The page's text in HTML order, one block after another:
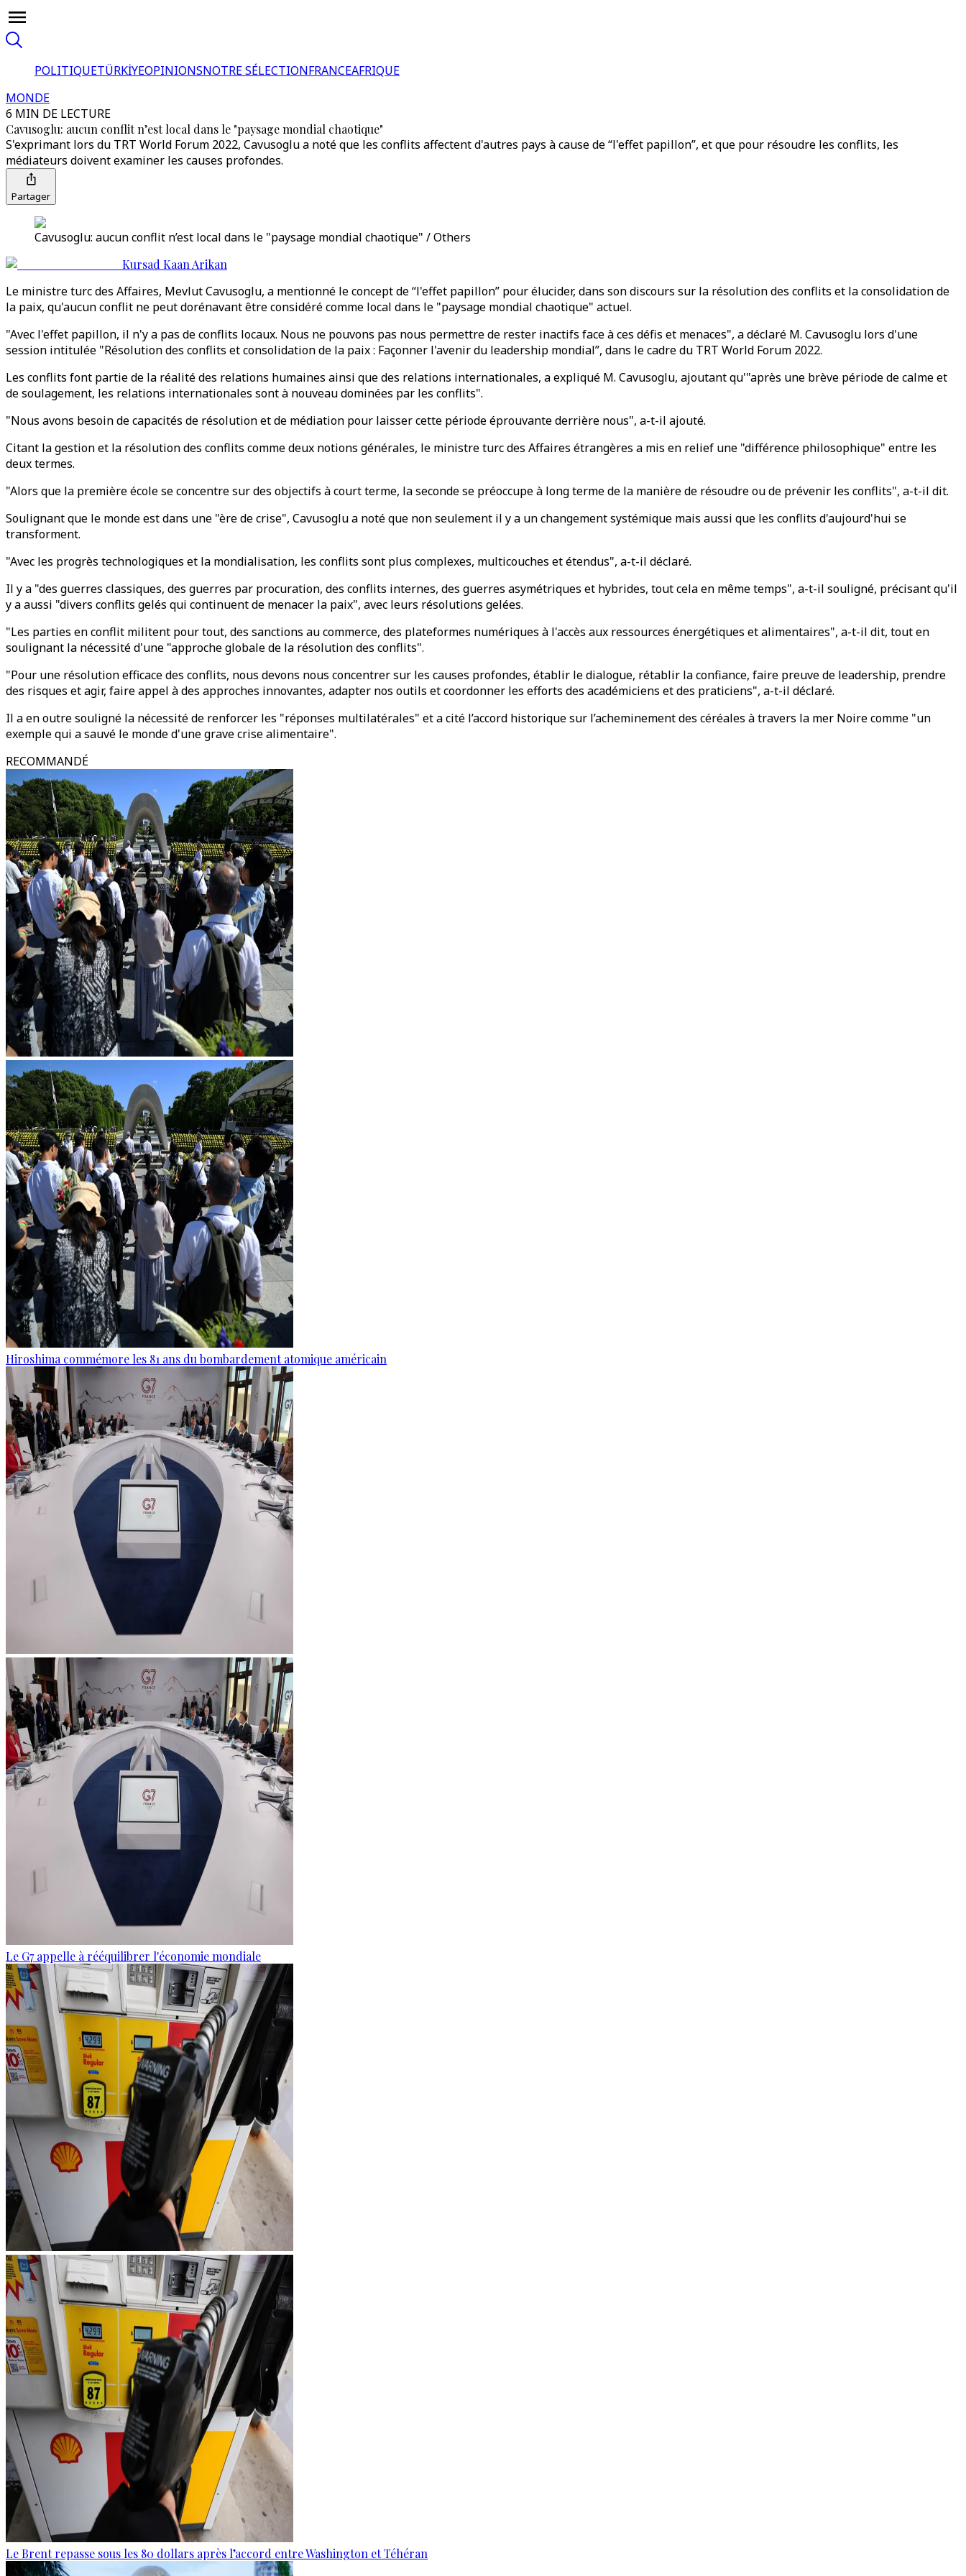
POLITIQUETÜRKİYEOPINIONSNOTRE SÉLECTIONFRANCEAFRIQUE
MONDE
6 MIN DE LECTURE
Cavusoglu: aucun conflit n’est local dans le "paysage mondial chaotique"
S'exprimant lors du TRT World Forum 2022, Cavusoglu a noté que les conflits affectent d'autres pays à cause de “l'effet papillon”, et que pour résoudre les conflits, les
médiateurs doivent examiner les causes profondes.
Partager
Cavusoglu: aucun conflit n’est local dans le "paysage mondial chaotique" / Others
Kursad Kaan Arikan
Le ministre turc des Affaires, Mevlut Cavusoglu, a mentionné le concept de “l'effet papillon” pour élucider, dans son discours sur la résolution des conflits et la consolidation de
la paix, qu'aucun conflit ne peut dorénavant être considéré comme local dans le "paysage mondial chaotique" actuel.
"Avec l'effet papillon, il n'y a pas de conflits locaux. Nous ne pouvons pas nous permettre de rester inactifs face à ces défis et menaces", a déclaré M. Cavusoglu lors d'une
session intitulée "Résolution des conflits et consolidation de la paix : Façonner l'avenir du leadership mondial”, dans le cadre du TRT World Forum 2022.
Les conflits font partie de la réalité des relations humaines ainsi que des relations internationales, a expliqué M. Cavusoglu, ajoutant qu'"après une brève période de calme et
de soulagement, les relations internationales sont à nouveau dominées par les conflits".
"Nous avons besoin de capacités de résolution et de médiation pour laisser cette période éprouvante derrière nous", a-t-il ajouté.
Citant la gestion et la résolution des conflits comme deux notions générales, le ministre turc des Affaires étrangères a mis en relief une "différence philosophique" entre les
deux termes.
"Alors que la première école se concentre sur des objectifs à court terme, la seconde se préoccupe à long terme de la manière de résoudre ou de prévenir les conflits", a-t-il dit.
Soulignant que le monde est dans une "ère de crise", Cavusoglu a noté que non seulement il y a un changement systémique mais aussi que les conflits d'aujourd'hui se
transforment.
"Avec les progrès technologiques et la mondialisation, les conflits sont plus complexes, multicouches et étendus", a-t-il déclaré.
Il y a "des guerres classiques, des guerres par procuration, des conflits internes, des guerres asymétriques et hybrides, tout cela en même temps", a-t-il souligné, précisant qu'il
y a aussi "divers conflits gelés qui continuent de menacer la paix", avec leurs résolutions gelées.
"Les parties en conflit militent pour tout, des sanctions au commerce, des plateformes numériques à l'accès aux ressources énergétiques et alimentaires", a-t-il dit, tout en
soulignant la nécessité d'une "approche globale de la résolution des conflits".
"Pour une résolution efficace des conflits, nous devons nous concentrer sur les causes profondes, établir le dialogue, rétablir la confiance, faire preuve de leadership, prendre
des risques et agir, faire appel à des approches innovantes, adapter nos outils et coordonner les efforts des académiciens et des praticiens", a-t-il déclaré.
Il a en outre souligné la nécessité de renforcer les "réponses multilatérales" et a cité l’accord historique sur l’acheminement des céréales à travers la mer Noire comme "un
exemple qui a sauvé le monde d'une grave crise alimentaire".
RECOMMANDÉ
Hiroshima commémore les 81 ans du bombardement atomique américain
Le G7 appelle à rééquilibrer l'économie mondiale
Le Brent repasse sous les 80 dollars après l’accord entre Washington et Téhéran